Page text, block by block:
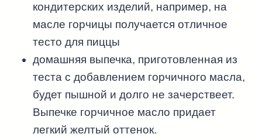
кондитерских изделий, например, на
масле горчицы получается отличное
тесто для пиццы
домашняя выпечка, приготовленная из
теста с добавлением горчичного масла,
будет пышной и долго не зачерствеет.
Выпечке горчичное масло придает
легкий желтый оттенок.